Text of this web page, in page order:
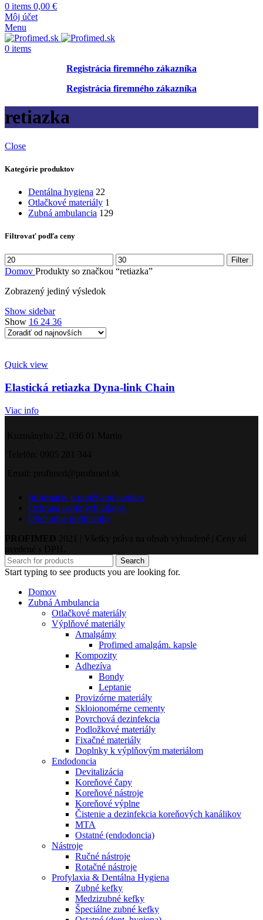
0 items 0,00 €
Môj účet
Menu
0 items
Registrácia firemného zákazníka
Registrácia firemného zákazníka
retiazka
Close
Kategórie produktov
Dentálna hygiena 22
Otlačkové materiály 1
Zubná ambulancia 129
Filtrovať podľa ceny
Minimálna
cena
Maximálna
cena
Filter
Domov Produkty so značkou “retiazka”
Zobrazený jediný výsledok
Show sidebar
Show 16 24 36
Quick view
Elastická retiazka Dyna-link Chain
Viac info
Informácie o používaní cookies
Ochrana osobných údajov
Obchodné podmienky
Search
Start typing to see products you are looking for.
Domov
Zubná Ambulancia
Otlačkové materiály
Výplňové materiály
Amalgámy
Profimed amalgám. kapsle
Kompozity
Adhezíva
Bondy
Leptanie
Provizórne materiály
Skloionomérne cementy
Povrchová dezinfekcia
Podložkové materiály
Fixačné materiály
Doplnky k výplňovým materiálom
Endodoncia
Devitalizácia
Koreňové čapy
Koreňové nástroje
Koreňové výplne
Čistenie a dezinfekcia koreňových kanálikov
MTA
Ostatné (endodoncia)
Nástroje
Ručné nástroje
Rotačné nástroje
Profylaxia & Dentálna Hygiena
Zubné kefky
Medzizubné kefky
Špeciálne zubné kefky